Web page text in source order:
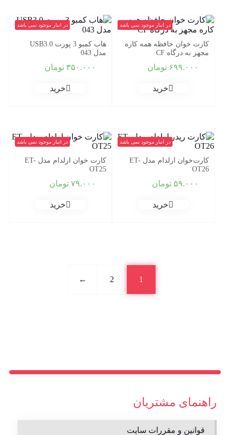
در انبار موجود نمی باشد
کارت خوان حافظه همه کاره
مجهز به درگاه CF
۶۹۹.۰۰۰ تومان
خرید
در انبار موجود نمی باشد
هاب کمبو 3 پورت USB3.0
مدل 043
۳۵۰.۰۰۰ تومان
خرید
در انبار موجود نمی باشد
کارت‌خوان ارلدام مدل ET-
OT26
۵۹.۰۰۰ تومان
خرید
در انبار موجود نمی باشد
کارت‌ خوان ارلدام مدل ET-
OT25
۷۹.۰۰۰ تومان
خرید
1
2
←
راهنمای مشتریان
قوانین و مقررات سایت